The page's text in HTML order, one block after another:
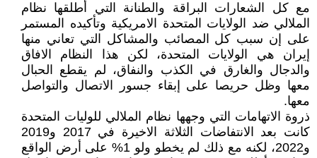
مع کل الشعارات البراقة والطنانة التي أطلقها نظام
الملالي ضد الولايات المتحدة الامريکية وتأکيده المستمر
على إن سبب کل المصائب والمشاکل التي تعاني منها
إيران هي الولايات المتحدة، لکن هذا النظام الافاق
والدجال والغارق في الکذب والنفاق، لم يقطع الحبال
معها وظل حريصا على إبقاء جسور الاتصال والتواصل
معها.
ذروة الاتهامات التي وجهها نظام الملالي للوليات المتحدة
کانت بعد الانتفاضات الثلاثة الاخيرة في 2017 و2019
و2022، لکنه مع ذلك لم يخطو ولو 1% على أرض الواقع